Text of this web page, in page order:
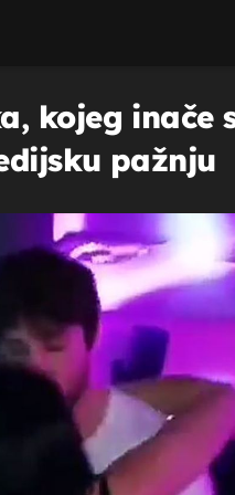
kojeg inače
pažnju